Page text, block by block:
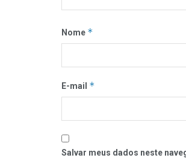
Nome *
E-mail *
Salvar meus dados neste